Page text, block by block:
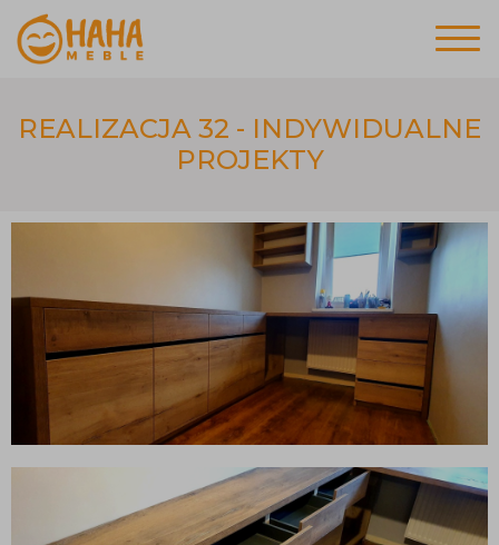
REALIZACJA 32 - INDYWIDUALNE
PROJEKTY